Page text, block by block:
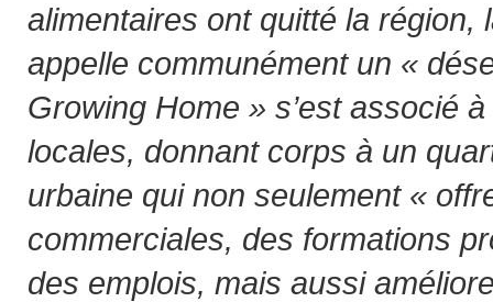
alimentaires ont quitté la région,
appelle communément un «
Growing Home » s’est associé
locales, donnant corps à un
urbaine qui non seulement «
commerciales, des formations
des emplois, mais aussi